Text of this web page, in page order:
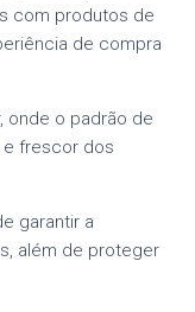
com produtos de
de compra
onde o padrão de
e frescor dos
garantir a
além de proteger